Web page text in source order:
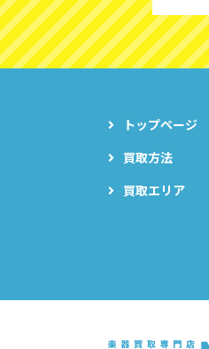
トップページ
買取方法
買取エリア